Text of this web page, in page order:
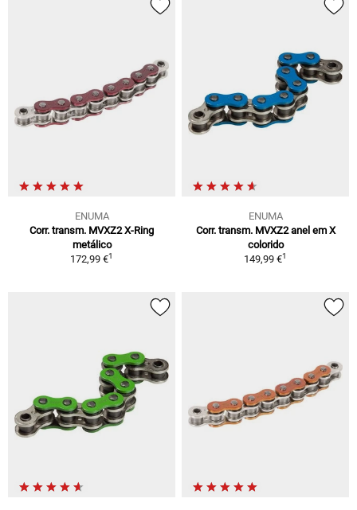
ENUMA
Corr. transm. MVXZ2 X-Ring
metálico
172,99 €1
ENUMA
Corr. transm. MVXZ2 anel em X
colorido
149,99 €1